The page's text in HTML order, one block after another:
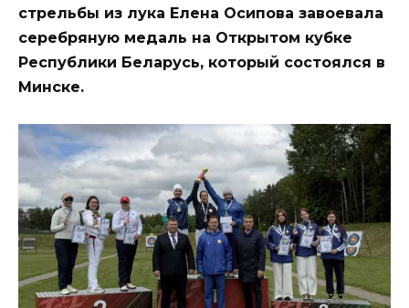
стрельбы из лука Елена Осипова завоевала
серебряную медаль на Открытом кубке
Республики Беларусь, который состоялся в
Минске.